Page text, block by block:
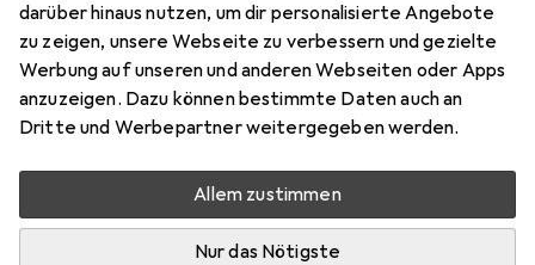
darüber hinaus nutzen, um dir personalisierte Angebote
zu zeigen, unsere Webseite zu verbessern und gezielte
Werbung auf unseren und anderen Webseiten oder Apps
anzuzeigen. Dazu können bestimmte Daten auch an
Dritte und Werbepartner weitergegeben werden.
Allem zustimmen
Nur das Nötigste
Irradio
Fernbedienung kompatibel mit
allen LCD/LED PANASONIC TV und
SMART TV, Mod. IR-RCPN+
Universal Fernbedienung, Infrarot